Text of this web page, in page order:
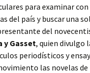
para examinar
del país y buscar una
del
y Gasset, quien divulgo
periodísticos y
las novelas de